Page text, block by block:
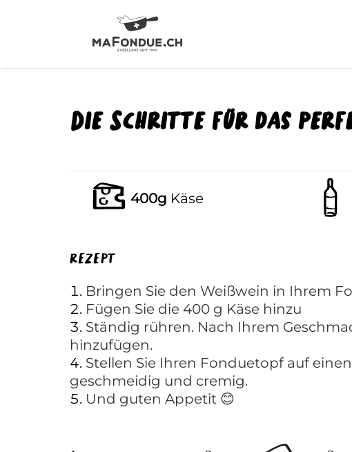
Die Schritte für das
400g Käse
rezept
Bringen Sie den Weißwein in Ihrem
Fügen Sie die 400 g Käse hinzu
Ständig rühren. Nach Ihrem
hinzufügen.
Stellen Sie Ihren Fonduetopf auf
geschmeidig und cremig.
Und guten Appetit 😊